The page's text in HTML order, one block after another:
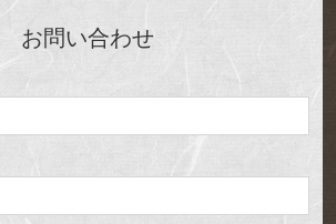
お問い合わせ